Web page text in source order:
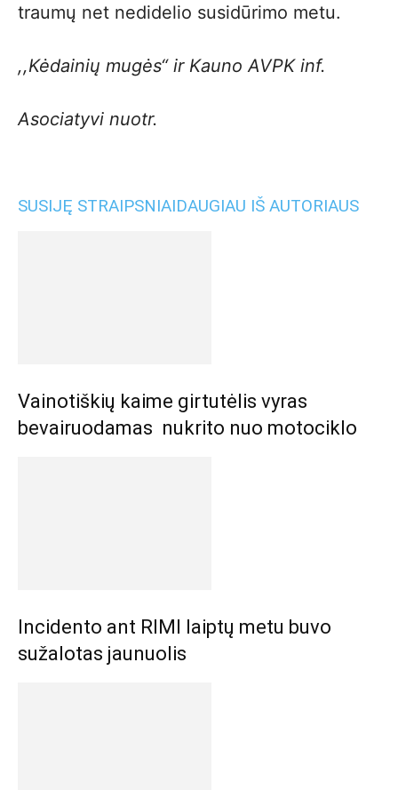
traumų net nedidelio susidūrimo metu.
,,Kėdainių mugės“ ir Kauno AVPK inf.
Asociatyvi nuotr.
SUSIJĘ STRAIPSNIAIDAUGIAU IŠ AUTORIAUS
Vainotiškių kaime girtutėlis vyras
bevairuodamas nukrito nuo motociklo
Incidento ant RIMI laiptų metu buvo
sužalotas jaunuolis